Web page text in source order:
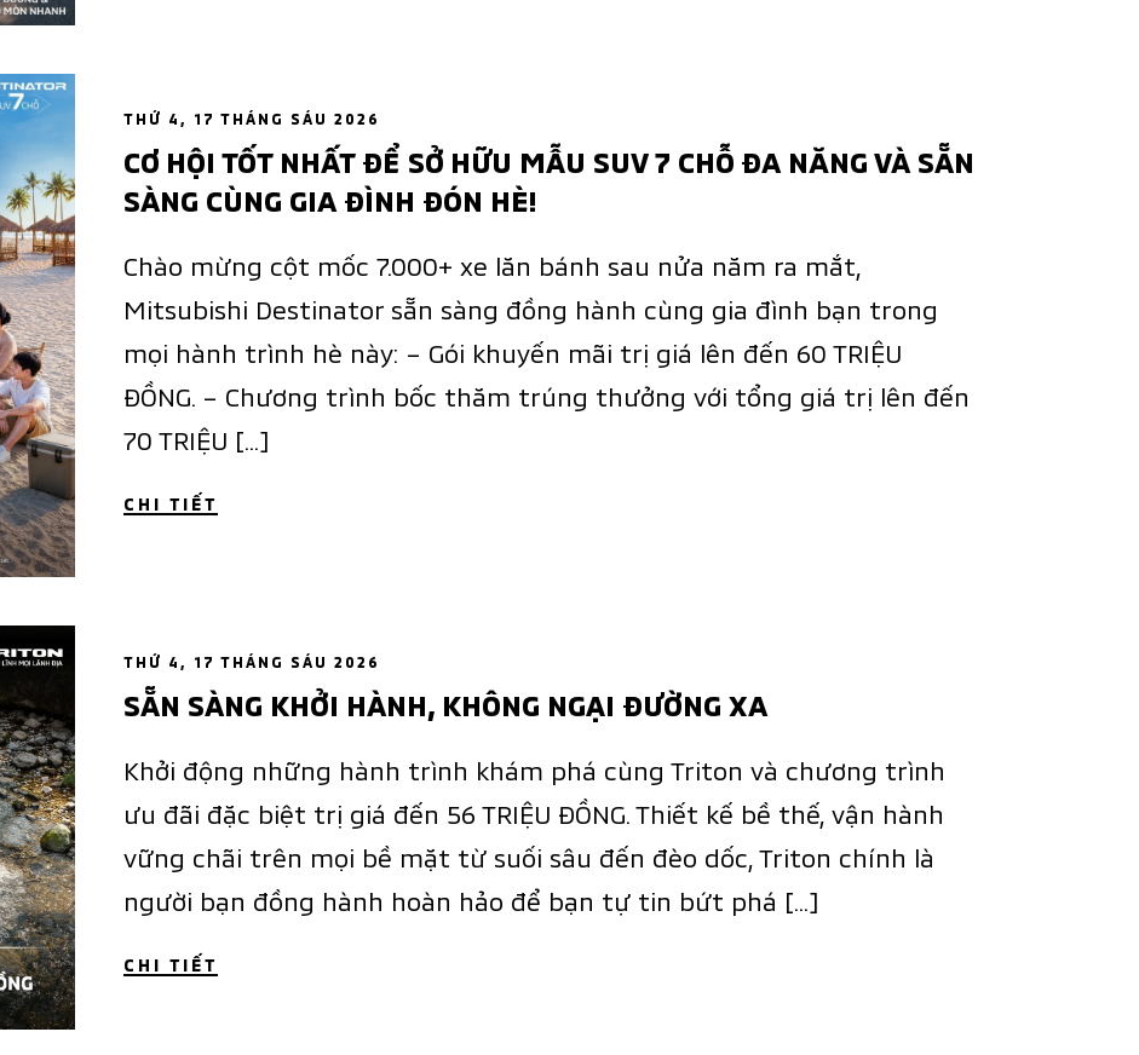
THỨ 4, 17 THÁNG SÁU 2026
CƠ HỘI TỐT NHẤT ĐỂ SỞ HỮU MẪU SUV 7 CHỖ ĐA NĂNG VÀ SẴN
SÀNG CÙNG GIA ĐÌNH ĐÓN HÈ!
Chào mừng cột mốc 7.000+ xe lăn bánh sau nửa năm ra mắt,
Mitsubishi Destinator sẵn sàng đồng hành cùng gia đình bạn trong
mọi hành trình hè này: – Gói khuyến mãi trị giá lên đến 60 TRIỆU
ĐỒNG. – Chương trình bốc thăm trúng thưởng với tổng giá trị lên đến
70 TRIỆU […]
CHI TIẾT
THỨ 4, 17 THÁNG SÁU 2026
SẴN SÀNG KHỞI HÀNH, KHÔNG NGẠI ĐƯỜNG XA
Khởi động những hành trình khám phá cùng Triton và chương trình
ưu đãi đặc biệt trị giá đến 56 TRIỆU ĐỒNG. Thiết kế bề thế, vận hành
vững chãi trên mọi bề mặt từ suối sâu đến đèo dốc, Triton chính là
người bạn đồng hành hoàn hảo để bạn tự tin bứt phá […]
CHI TIẾT